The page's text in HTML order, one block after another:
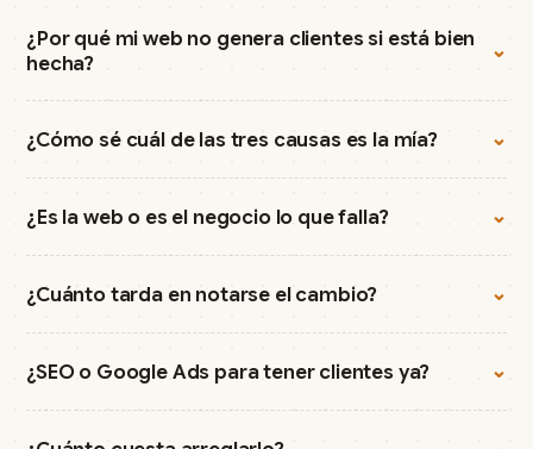
¿Por qué mi web no genera clientes si está bien
hecha?
⌄
¿Cómo sé cuál de las tres causas es la mía? ⌄
¿Es la web o es el negocio lo que falla? ⌄
¿Cuánto tarda en notarse el cambio? ⌄
¿SEO o Google Ads para tener clientes ya? ⌄